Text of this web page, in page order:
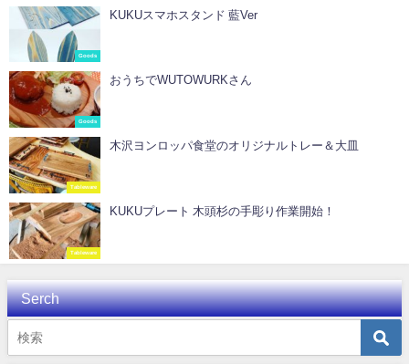
Goods
KUKUスマホスタンド 藍Ver
Goods
おうちでWUTOWURKさん
Tableware
木沢ヨンロッパ食堂のオリジナルトレー＆大皿
Tableware
KUKUプレート 木頭杉の手彫り作業開始！
Serch